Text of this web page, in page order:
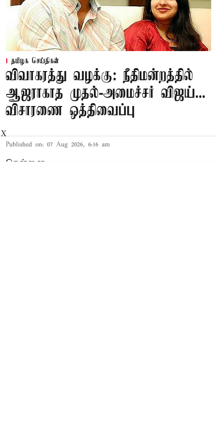
தமிழக செய்திகள்
விவாகரத்து வழக்கு: நீதிமன்றத்தில்
ஆஜராகாத முதல்-அமைச்சர் விஜய்...
விசாரணை ஒத்திவைப்பு
Published on: 07 Aug 2026, 6:16 am
சென்னை,
X